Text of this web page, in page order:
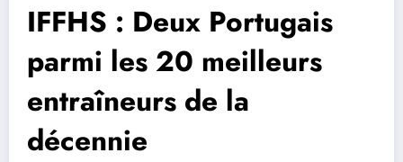
IFFHS : Deux Portugais
parmi les 20 meilleurs
entraîneurs de la
décennie